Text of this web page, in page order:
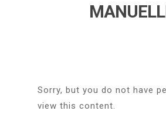
Sorry, but you do not have
view this content.